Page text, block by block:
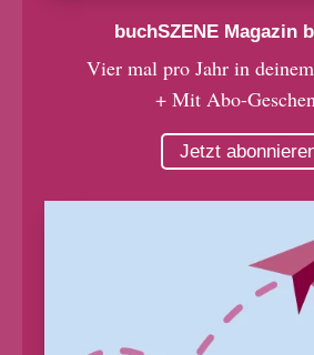
buchSZENE Magazin
Vier mal pro Jahr in
+ Mit Abo-
Jetzt